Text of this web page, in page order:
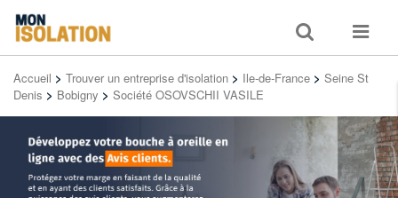
Toggle
search
Toggle
Accueil > Trouver un entreprise d'isolation > Ile-de-France > Seine St
Denis > Bobigny > Société OSOVSCHII VASILE